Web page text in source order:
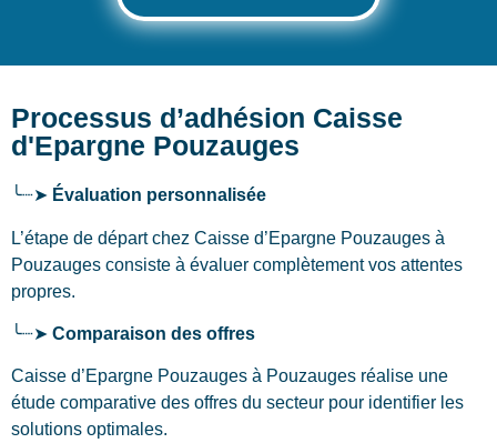
Processus d’adhésion Caisse
d'Epargne Pouzauges
╰┈➤ Évaluation personnalisée
L’étape de départ chez Caisse d’Epargne Pouzauges à
Pouzauges consiste à évaluer complètement vos attentes
propres.
╰┈➤ Comparaison des offres
Caisse d’Epargne Pouzauges à Pouzauges réalise une
étude comparative des offres du secteur pour identifier les
solutions optimales.